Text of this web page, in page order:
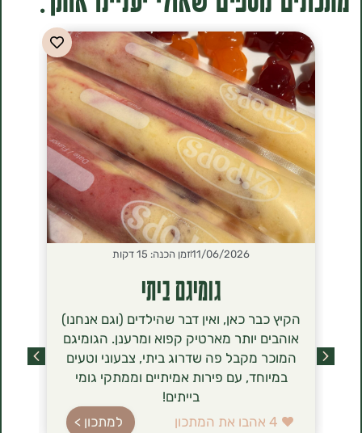
11/06/2026זמן הכנה: 15 דקות
גומיגם ביתי
הקיץ כבר כאן, ואין דבר שהילדים (וגם אנחנו)
אוהבים יותר מארטיק קפוא ומרענן. הגומיגם
המוכר מקבל פה שדרוג ביתי, צבעוני וטעים
במיוחד, עם פירות אמיתיים וממתקי גומי
אהבו את המתכון למתכון >
מסתם